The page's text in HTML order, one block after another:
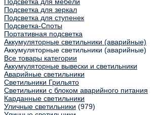
Подсветка для мебели
Подсветка для зеркал
Подсветка для ступенек
Подсветка-Споты
Портативная подсветка
Аккумуляторные светильники (аварийные)
Аккумуляторные светильники (аварийные)
Все товары категории
Аккумуляторные вывески и светильники
Аварийные светильники
Светильники Грильято
Светильники с блоком аварийного питания
Карданные светильники
Уличные светильники (979)